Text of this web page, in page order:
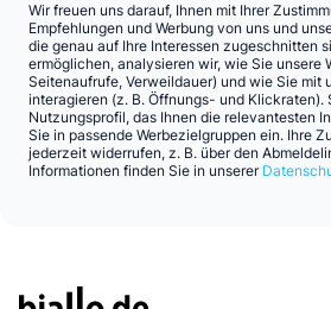
Wir freuen uns darauf, Ihnen mit Ihrer
Empfehlungen und Werbung von uns und
die genau auf Ihre Interessen zugeschnitten
ermöglichen, analysieren wir, wie Sie unsere
Seitenaufrufe, Verweildauer) und wie Sie mit
interagieren (z. B. Öffnungs- und Klickraten).
Nutzungsprofil, das Ihnen die relevantesten
Sie in passende Werbezielgruppen ein. Ihre
jederzeit widerrufen, z. B. über den
Informationen finden Sie in unserer